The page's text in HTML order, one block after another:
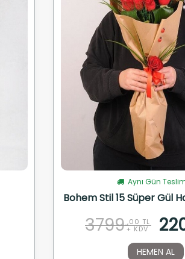
Aynı Gün
Bohem Stil 15 Süper Gül
3799 ,00 TL
+ KDV
HEMEN AL